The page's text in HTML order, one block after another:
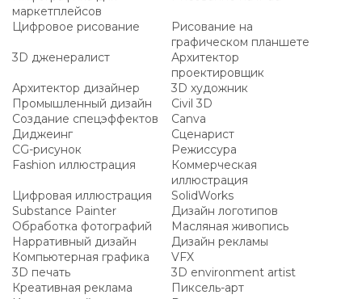
маркетплейсов
Цифровое рисование
Рисование на
графическом планшете
3D дженералист
Архитектор
проектировщик
Архитектор дизайнер
3D художник
Промышленный дизайн
Civil 3D
Создание спецэффектов
Canva
Диджеинг
Сценарист
CG-рисунок
Режиссура
Fashion иллюстрация
Коммерческая
иллюстрация
Цифровая иллюстрация
SolidWorks
Substance Painter
Дизайн логотипов
Обработка фотографий
Масляная живопись
Нарративный дизайн
Дизайн рекламы
Компьютерная графика
VFX
3D печать
3D environment artist
Креативная реклама
Пиксель-арт